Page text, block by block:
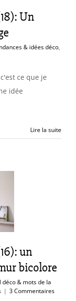
Un
& idées déco,
ce que je
idée
Lire la suite
un
bicolore
déco & mots de la
| 3 Commentaires